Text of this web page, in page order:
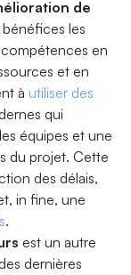
de
les
en
et en
à utiliser des
qui
équipes et une
du projet. Cette
des délais,
in fine, une
.
est un autre
dernières